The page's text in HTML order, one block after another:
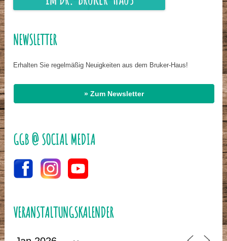
NEWSLETTER
Erhalten Sie regelmäßig Neuigkeiten aus dem Bruker-Haus!
» Zum Newsletter
GGB @ SOCIAL MEDIA
VERANSTALTUNGSKALENDER